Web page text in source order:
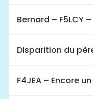
Bernard – F5LCY –
Disparition du
F4JEA – Encore